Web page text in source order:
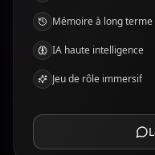
Mémoire à long terme
IA haute intelligence
Jeu de rôle immersif